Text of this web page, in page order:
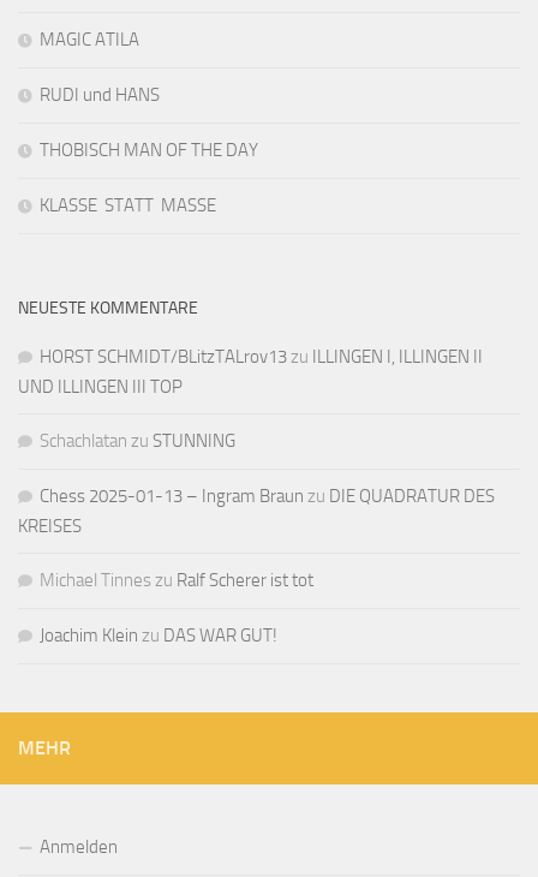
MAGIC ATILA
RUDI und HANS
THOBISCH MAN OF THE DAY
KLASSE STATT MASSE
NEUESTE KOMMENTARE
HORST SCHMIDT/BLitzTALrov13zu ILLINGEN I, ILLINGEN II
UND ILLINGEN III TOP
Schachlatan zu STUNNING
Chess 2025-01-13 – Ingram Braun zu DIE QUADRATUR DES
KREISES
Michael Tinnes zu Ralf Scherer ist tot
Joachim Klein zu DAS WAR GUT!
MEHR
Anmelden